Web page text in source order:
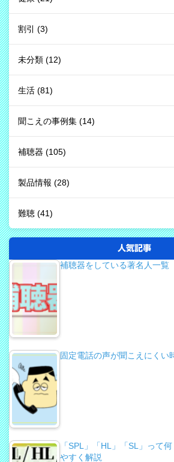
割引 (3)
未分類 (12)
生活 (81)
聞こえの事例集 (14)
補聴器 (105)
製品情報 (28)
難聴 (41)
人気記事
補聴器をしている著名人一覧
固定電話の声が聞こえにくい
「SPL」「HL」「SL」って
やすく解説